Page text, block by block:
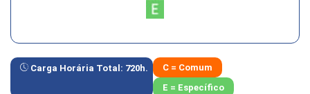
Carga Horária Total: 720h.
C = Comum
E = Específico